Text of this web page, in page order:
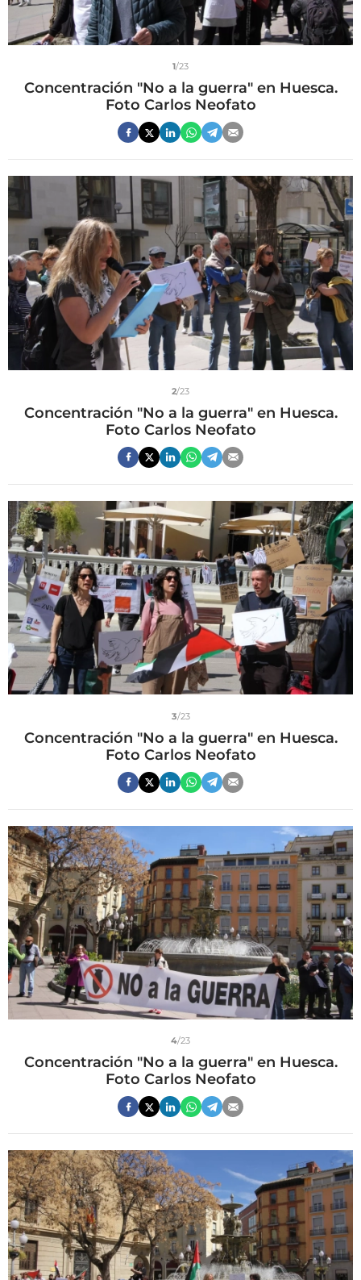
1/23
Concentración "No a la guerra" en Huesca.
Foto Carlos Neofato
2/23
Concentración "No a la guerra" en Huesca.
Foto Carlos Neofato
3/23
Concentración "No a la guerra" en Huesca.
Foto Carlos Neofato
4/23
Concentración "No a la guerra" en Huesca.
Foto Carlos Neofato